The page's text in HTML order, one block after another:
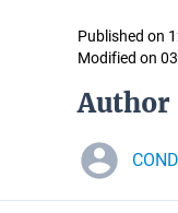
Published on
Modified on
Author